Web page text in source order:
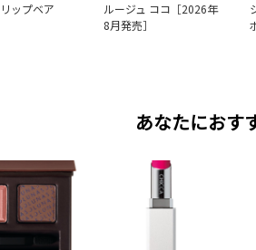
ップベア
ルージュ ココ［2026年
8月発売］
あなたにおす